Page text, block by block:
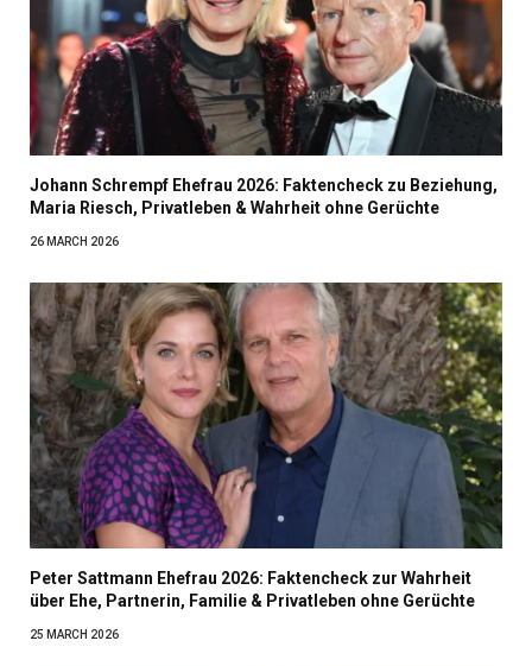
Johann Schrempf Ehefrau 2026: Faktencheck zu Beziehung,
Maria Riesch, Privatleben & Wahrheit ohne Gerüchte
26 MARCH 2026
Peter Sattmann Ehefrau 2026: Faktencheck zur Wahrheit
über Ehe, Partnerin, Familie & Privatleben ohne Gerüchte
25 MARCH 2026